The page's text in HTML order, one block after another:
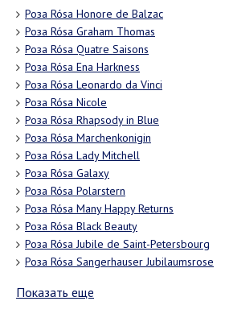
Роза Rósa Honore de Balzac
Роза Rósa Graham Thomas
Роза Rósa Quatre Saisons
Роза Rósa Ena Harkness
Роза Rósa Leonardo da Vinci
Роза Rósa Nicole
Роза Rósa Rhapsody in Blue
Роза Rósa Marchenkonigin
Роза Rósa Lady Mitchell
Роза Rósa Galaxy
Роза Rósa Polarstern
Роза Rósa Many Happy Returns
Роза Rósa Black Beauty
Роза Rósa Jubile de Saint-Petersbourg
Роза Rósa Sangerhauser Jubilaumsrose
Показать еще